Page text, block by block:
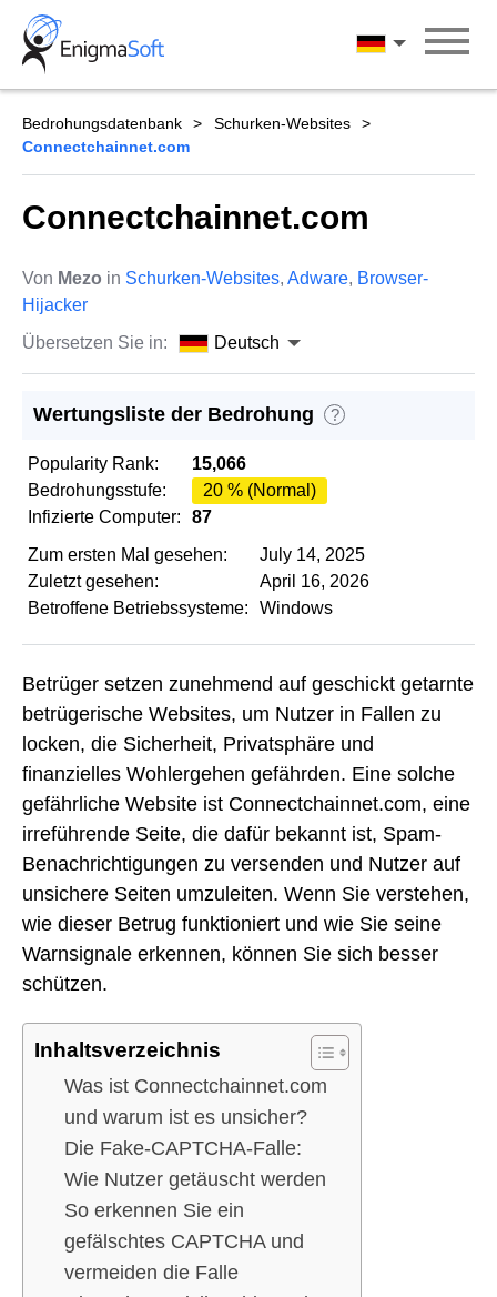
Skip
content
Deutsch
Bedrohungsdatenbank
Schurken-Websites
Connectchainnet.com
Connectchainnet.com
Von Mezo in Schurken-Websites, Adware, Browser-
Hijacker
Übersetzen Sie in:
Deutsch
Wertungsliste der Bedrohung ?
Popularity Rank:
15,066
Bedrohungsstufe:
20 % (Normal)
Infizierte Computer:
87
Zum ersten Mal gesehen:
July 14, 2025
Zuletzt gesehen:
April 16, 2026
Betroffene Betriebssysteme:
Windows
Betrüger setzen zunehmend auf geschickt getarnte
betrügerische Websites, um Nutzer in Fallen zu
locken, die Sicherheit, Privatsphäre und
finanzielles Wohlergehen gefährden. Eine solche
gefährliche Website ist Connectchainnet.com, eine
irreführende Seite, die dafür bekannt ist, Spam-
Benachrichtigungen zu versenden und Nutzer auf
unsichere Seiten umzuleiten. Wenn Sie verstehen,
wie dieser Betrug funktioniert und wie Sie seine
Warnsignale erkennen, können Sie sich besser
schützen.
Inhaltsverzeichnis
Was ist Connectchainnet.com
und warum ist es unsicher?
Die Fake-CAPTCHA-Falle:
Wie Nutzer getäuscht werden
So erkennen Sie ein
gefälschtes CAPTCHA und
vermeiden die Falle